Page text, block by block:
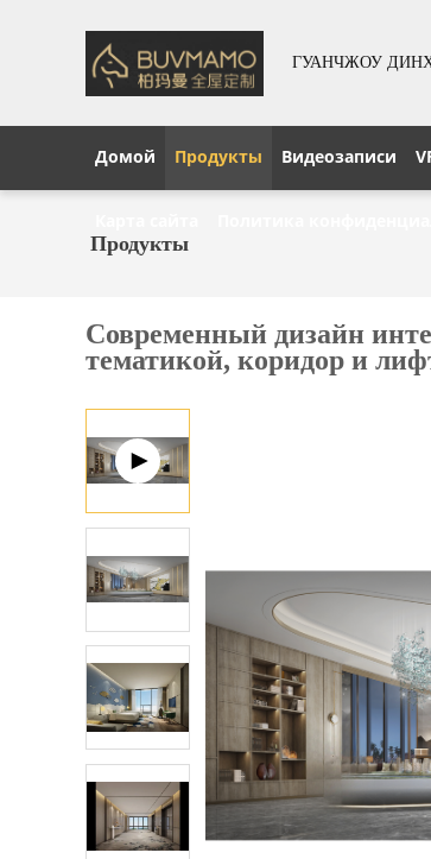
ГУАНЧЖОУ
Домой Продукты Видеозаписи
Продукты
Современный дизайн
тематикой, коридор и